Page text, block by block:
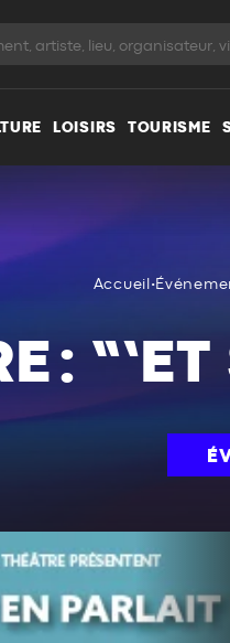
LOISIRS TOURISME
Accueil •
: